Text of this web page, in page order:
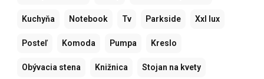
Kuchyňa Notebook Tv Parkside Xxl lux
Posteľ Komoda Pumpa Kreslo
Obývacia stena Knižnica Stojan na kvety